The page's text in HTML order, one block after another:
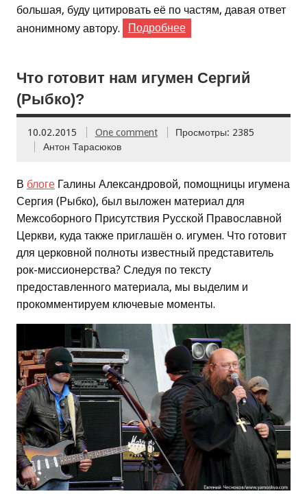
большая, буду цитировать её по частям, давая ответ
анонимному автору.
Подробнее
Что готовит нам игумен Сергий
(Рыбко)?
10.02.2015 One comment
Просмотры: 2385
Антон Тарасюков
В блоге Галины Александровой, помощницы игумена
Сергия (Рыбко), был выложен материал для
Межсоборного Присутствия Русской Православной
Церкви, куда также приглашён о. игумен. Что готовит
для церковной полноты известный представитель
рок-миссионерства? Следуя по тексту
предоставленного материала, мы выделим и
прокомментируем ключевые моменты.